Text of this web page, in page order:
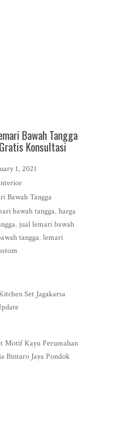
Bawah Tangga
Konsultasi
1, 2021
Bawah Tangga
bawah tangga,harga
, jual lemari bawah
tangga,lemari
Set Jagakarsa
Motif Kayu Perumahan
Bintaro Jaya Pondok